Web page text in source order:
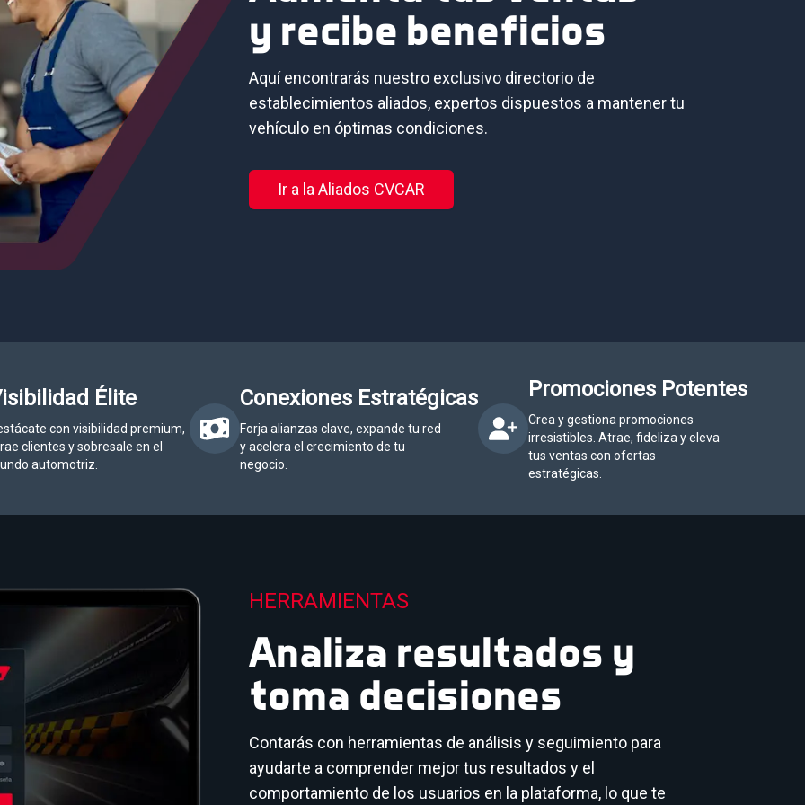
y recibe beneficios
Aquí encontrarás nuestro exclusivo directorio de
establecimientos aliados, expertos dispuestos a mantener tu
vehículo en óptimas condiciones.
Ir a la Aliados CVCAR
Élite
con visibilidad premium,
clientes y sobresale en el
automotriz.
Conexiones Estratégicas
Forja alianzas clave, expande tu red
y acelera el crecimiento de tu
negocio.
Promociones Potentes
Crea y gestiona promociones
irresistibles. Atrae, fideliza y eleva
tus ventas con ofertas
estratégicas.
HERRAMIENTAS
Analiza resultados y
toma decisiones
Contarás con herramientas de análisis y seguimiento para
ayudarte a comprender mejor tus resultados y el
comportamiento de los usuarios en la plataforma, lo que te